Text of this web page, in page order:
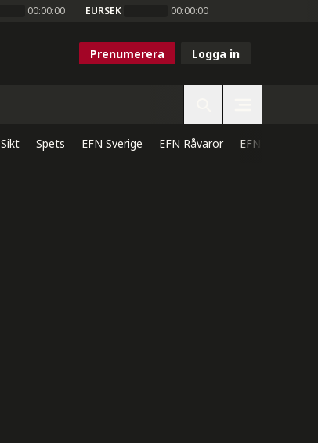
00:00:00 EURSEK 00:00:00
Prenumerera Logga in
Sikt Spets EFN Sverige EFN Råvaror EFN Direkt